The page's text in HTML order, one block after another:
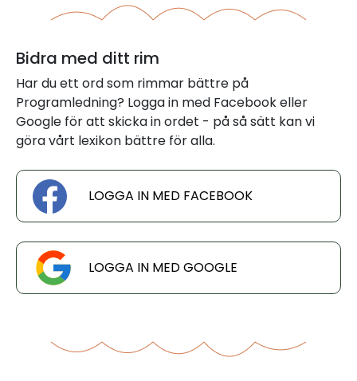
Bidra med ditt rim
Har du ett ord som rimmar bättre på
Programledning? Logga in med Facebook eller
Google för att skicka in ordet - på så sätt kan vi
göra vårt lexikon bättre för alla.
LOGGA IN MED FACEBOOK
LOGGA IN MED GOOGLE